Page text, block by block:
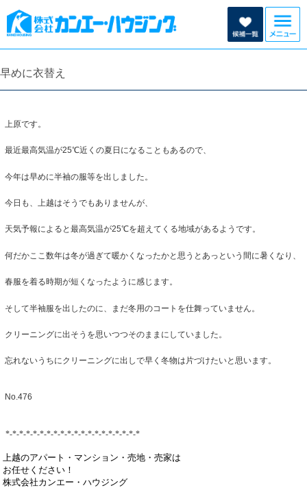
早めに衣替え
上原です。
最近最高気温が25℃近くの夏日になることもあるので、
今年は早めに半袖の服等を出しました。
今日も、上越はそうでもありませんが、
天気予報によると最高気温が25℃を超えてくる地域があるようです。
何だかここ数年は冬が過ぎて暖かくなったかと思うとあっという間に暑くなり、
春服を着る時期が短くなったように感じます。
そして半袖服を出したのに、まだ冬用のコートを仕舞っていません。
クリーニングに出そうを思いつつそのままにしていました。
忘れないうちにクリーニングに出しで早く冬物は片づけたいと思います。
No.476
*-*-*-*-*-*-*-*-*-*-*-*-*-*-*-*-*-*-*-*
上越のアパート・マンション・売地・売家は
お任せください！
株式会社カンエー・ハウジング